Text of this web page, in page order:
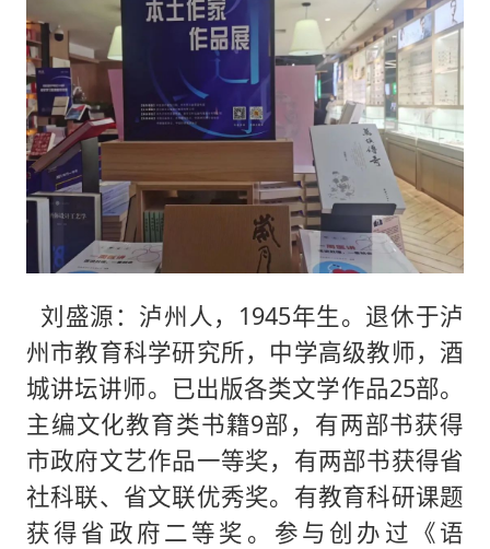
刘盛源：泸州人，1945年生。退休于泸
州市教育科学研究所，中学高级教师，酒
城讲坛讲师。已出版各类文学作品25部。
主编文化教育类书籍9部，有两部书获得
市政府文艺作品一等奖，有两部书获得省
社科联、省文联优秀奖。有教育科研课题
获得省政府二等奖。参与创办过《语